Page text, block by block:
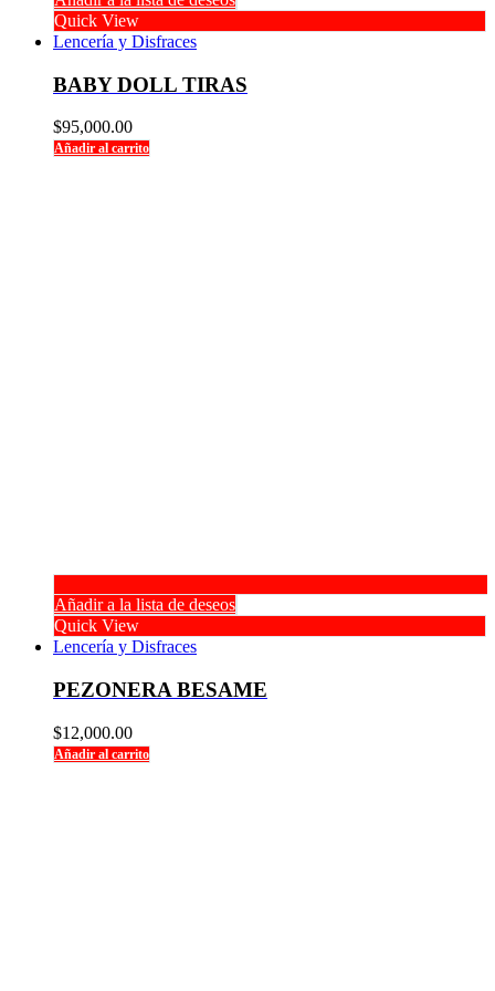
Quick View
Lencería y Disfraces
BABY DOLL TIRAS
$95,000.00
Añadir al carrito
Añadir a la lista de deseos
Quick View
Lencería y Disfraces
PEZONERA BESAME
$12,000.00
Añadir al carrito